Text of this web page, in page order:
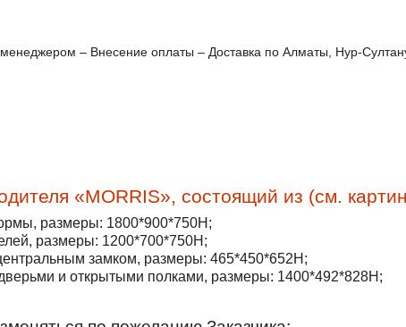
менеджером – Внесение оплаты – Доставка по Алматы, Нур-
«MORRIS», состоящий из (см.
размеры: 1800*900*750Н;
размеры: 1200*700*750Н;
замком, размеры: 465*450*652Н;
и открытыми полками, размеры: 1400*492*828Н ;